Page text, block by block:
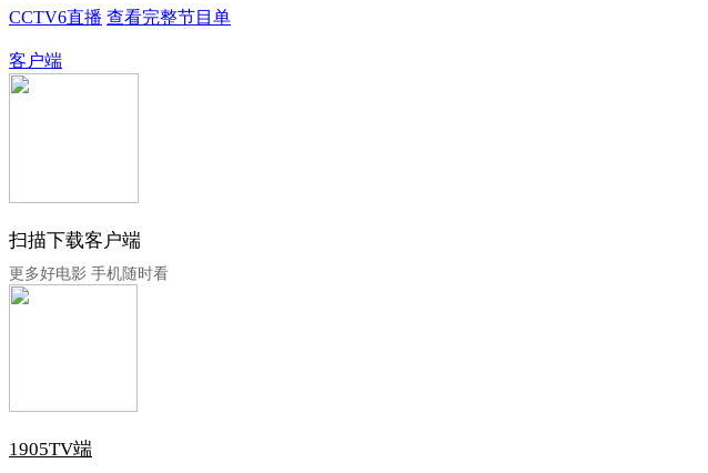
CCTV6直播 查看完整节目单
客户端
扫描下载客户端
更多好电影 手机随时看
1905TV端